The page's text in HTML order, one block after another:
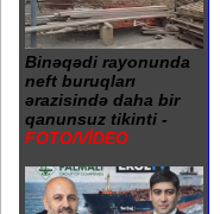
Binəqədi rayonunda
neft buruqları
ərazisində daha bir
qanunsuz tikinti -
FOTO/VİDEO